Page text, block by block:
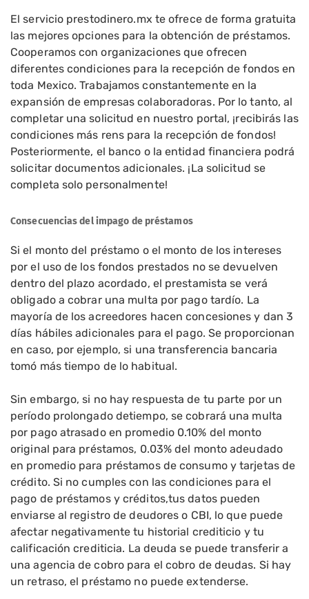
El servicio prestodinero.mx te ofrece de forma gratuita
las mejores opciones para la obtención de préstamos.
Cooperamos con organizaciones que ofrecen
diferentes condiciones para la recepción de fondos en
toda Mexico. Trabajamos constantemente en la
expansión de empresas colaboradoras. Por lo tanto, al
completar una solicitud en nuestro portal, ¡recibirás las
condiciones más rens para la recepción de fondos!
Posteriormente, el banco o la entidad financiera podrá
solicitar documentos adicionales. ¡La solicitud se
completa solo personalmente!
Consecuencias del impago de préstamos
Si el monto del préstamo o el monto de los intereses
por el uso de los fondos prestados no se devuelven
dentro del plazo acordado, el prestamista se verá
obligado a cobrar una multa por pago tardío. La
mayoría de los acreedores hacen concesiones y dan 3
días hábiles adicionales para el pago. Se proporcionan
en caso, por ejemplo, si una transferencia bancaria
tomó más tiempo de lo habitual.
Sin embargo, si no hay respuesta de tu parte por un
período prolongado detiempo, se cobrará una multa
por pago atrasado en promedio 0.10% del monto
original para préstamos, 0.03% del monto adeudado
en promedio para préstamos de consumo y tarjetas de
crédito. Si no cumples con las condiciones para el
pago de préstamos y créditos,tus datos pueden
enviarse al registro de deudores o CBI, lo que puede
afectar negativamente tu historial crediticio y tu
calificación crediticia. La deuda se puede transferir a
una agencia de cobro para el cobro de deudas. Si hay
un retraso, el préstamo no puede extenderse.